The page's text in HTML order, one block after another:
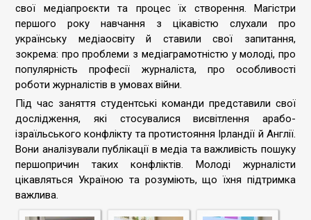
свої медіапроєкти та процес їх створення. Магістри
першого року навчання з цікавістю слухали про
українську медіаосвіту й ставили свої запитання,
зокрема: про проблеми з медіаграмотністю у молоді, про
популярність професії журналіста, про особливості
роботи журналістів в умовах війни.
Під час заняття студентські команди представили свої
дослідження, які стосувалися висвітлення арабо-
ізраїльського конфлікту та протистояння Ірландії й Англії.
Вони аналізували публікації в медіа та важливість пошуку
першопричин таких конфліктів. Молоді журналісти
цікавляться Україною та розуміють, що їхня підтримка
важлива.